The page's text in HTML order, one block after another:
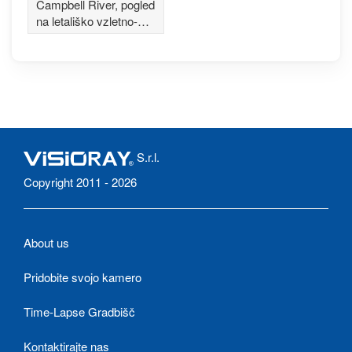
Campbell River, pogled
na letališko vzletno-
pristajalno stezo
S.r.l.
Copyright 2011 - 2026
About us
Pridobite svojo kamero
Time-Lapse Gradbišč
Kontaktirajte nas